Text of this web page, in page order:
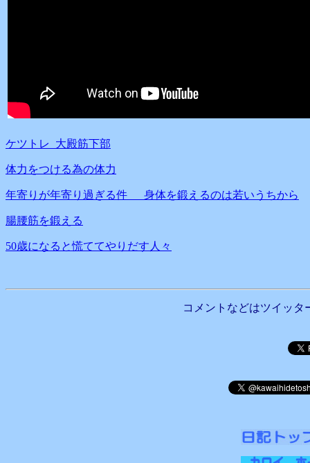
ケツトレ 大殿筋下部
体力をつける為の体力
年寄りが年寄り過ぎる件 身体を鍛えるのは若いうちから
腸腰筋を鍛える
50歳になると慌ててやりだす人々
コメントなどはツイッタ